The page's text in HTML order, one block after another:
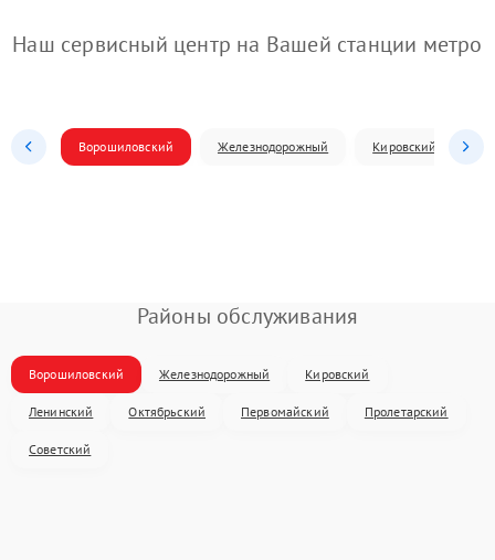
Наш сервисный центр на Вашей станции метро
Ворошиловский Железнодорожный Кировский
Районы обслуживания
Ворошиловский Железнодорожный Кировский
Ленинский Октябрьский Первомайский Пролетарский
Советский